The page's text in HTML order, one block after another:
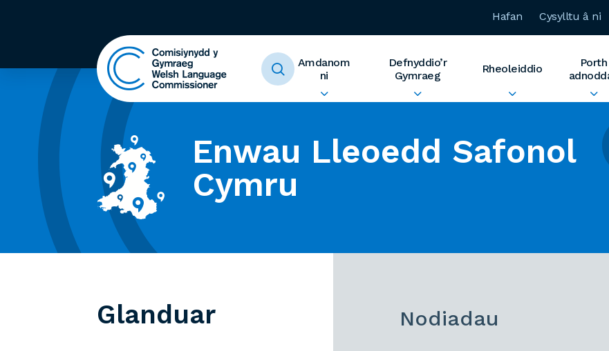
Hafan Cysylltu â ni
Amdanom
ni
Defnyddio’r
Gymraeg
Rheoleiddio
Porth
Enwau Lleoedd Safonol
Cymru
Glanduar Nodiadau